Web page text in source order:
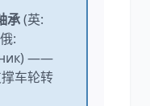
承(英:
:
——
车轮转